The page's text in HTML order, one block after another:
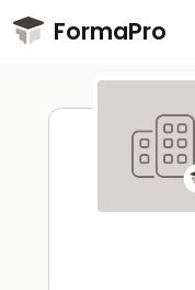
Passer au contenu principal
FormaPro